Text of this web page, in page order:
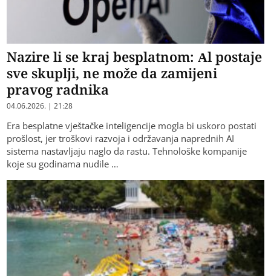
Nazire li se kraj besplatnom: Al postaje
sve skuplji, ne može da zamijeni
pravog radnika
04.06.2026. | 21:28
Era besplatne vještačke inteligencije mogla bi uskoro postati
prošlost, jer troškovi razvoja i održavanja naprednih AI
sistema nastavljaju naglo da rastu. Tehnološke kompanije
koje su godinama nudile …